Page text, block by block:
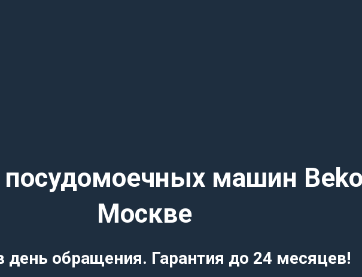
машин
Москве
день обращения. Гарантия до 24 месяцев!